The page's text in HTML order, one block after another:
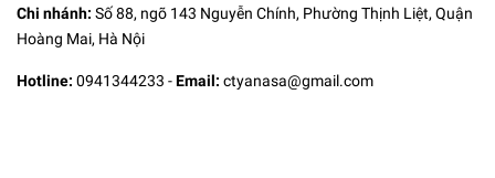
Chi nhánh: Số 88, ngõ 143 Nguyễn Chính, Phường Thịnh Liệt, Quận
Hoàng Mai, Hà Nội
Hotline: 0941344233 -Email: ctyanasa@gmail.com